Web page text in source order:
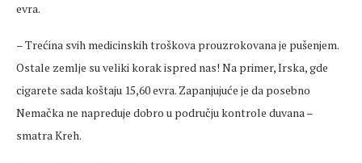
evra.
– Trećina svih medicinskih troškova prouzrokovana je pušenjem.
Ostale zemlje su veliki korak ispred nas! Na primer, Irska, gde
cigarete sada koštaju 15,60 evra. Zapanjujuće je da posebno
Nemačka ne napreduje dobro u području kontrole duvana –
smatra Kreh.